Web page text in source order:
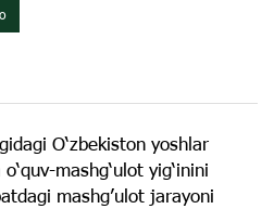
O‘zbekiston yoshlar
mashg‘ulot yig‘inini
mashg’ulot jarayoni